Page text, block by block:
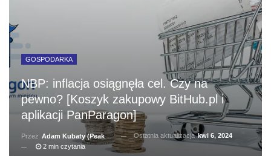
GOSPODARKA
NBP: inflacja osiągnęła cel. Czy na
pewno? [Koszyk zakupowy BitHub.pl i
aplikacji PanParagon]
Przez Adam Kubaty (peakhunter) Ostatnia aktualizacjakwi 6, 2024
2 min czytania